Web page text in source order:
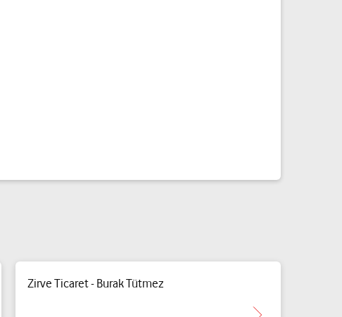
Zirve Ticaret - Burak Tütmez